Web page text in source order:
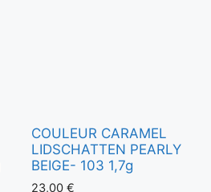
COULEUR CARAMEL
LIDSCHATTEN PEARLY
BEIGE- 103 1,7g
23,00 €